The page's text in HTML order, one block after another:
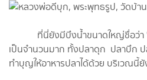
ที่นี่ยังมีบึงน้ำขนาดใหญ่ชื่อว่า "
เป็นจำนวนมาก ทั้งปลาดุก ปลาบึก ป
ทำบุญให้อาหารปลาได้ด้วย บริเวณ